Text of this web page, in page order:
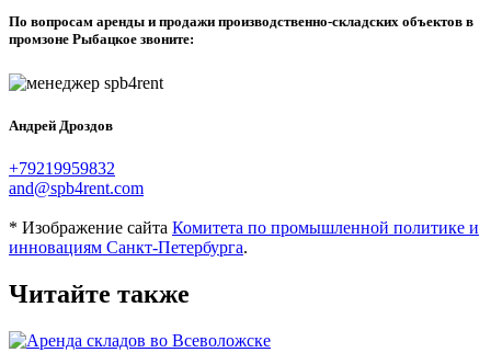
По вопросам аренды и продажи производственно-складских объектов в
промзоне Рыбацкое звоните:
Андрей Дроздов
+79219959832
and@spb4rent.com
* Изображение сайта Комитета по промышленной политике и
инновациям Санкт-Петербурга.
Читайте также